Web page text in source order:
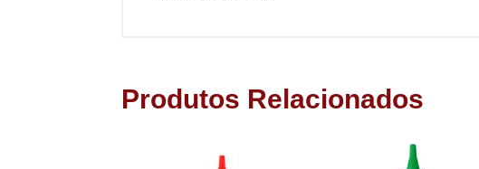
Produtos Relacionados